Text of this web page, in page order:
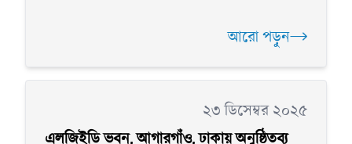
আরো পড়ুন
২৩ ডিসেম্বর ২০২৫
এলজিইডি ভবন, আগারগাঁও, ঢাকায় অনুষ্ঠিতব্য